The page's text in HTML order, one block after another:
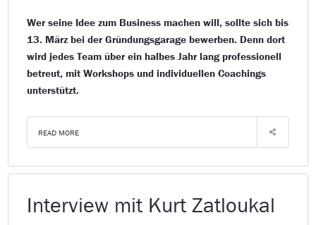
Wer seine Idee zum Business machen will, sollte sich bis
13. März bei der Gründungsgarage bewerben. Denn dort
wird jedes Team über ein halbes Jahr lang professionell
betreut, mit Workshops und individuellen Coachings
unterstützt.
READ MORE
Interview mit Kurt Zatloukal